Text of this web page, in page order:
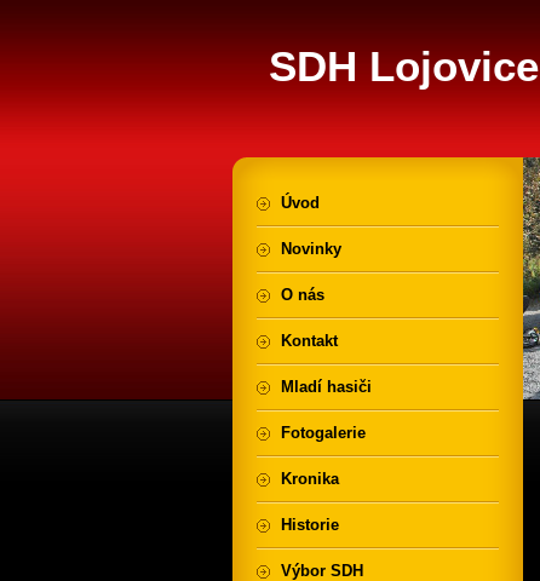
SDH Lojovice
Úvod
Novinky
O nás
Kontakt
Mladí hasiči
Fotogalerie
Kronika
Historie
Výbor SDH